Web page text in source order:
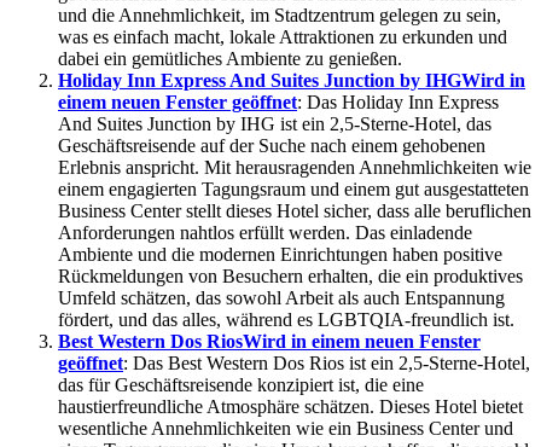
und die Annehmlichkeit, im Stadtzentrum gelegen zu sein,
was es einfach macht, lokale Attraktionen zu erkunden und
dabei ein gemütliches Ambiente zu genießen.
Holiday Inn Express And Suites Junction by IHGWird in
einem neuen Fenster geöffnet: Das Holiday Inn Express
And Suites Junction by IHG ist ein 2,5-Sterne-Hotel, das
Geschäftsreisende auf der Suche nach einem gehobenen
Erlebnis anspricht. Mit herausragenden Annehmlichkeiten wie
einem engagierten Tagungsraum und einem gut ausgestatteten
Business Center stellt dieses Hotel sicher, dass alle beruflichen
Anforderungen nahtlos erfüllt werden. Das einladende
Ambiente und die modernen Einrichtungen haben positive
Rückmeldungen von Besuchern erhalten, die ein produktives
Umfeld schätzen, das sowohl Arbeit als auch Entspannung
fördert, und das alles, während es LGBTQIA-freundlich ist.
Best Western Dos RiosWird in einem neuen Fenster
geöffnet: Das Best Western Dos Rios ist ein 2,5-Sterne-Hotel,
das für Geschäftsreisende konzipiert ist, die eine
haustierfreundliche Atmosphäre schätzen. Dieses Hotel bietet
wesentliche Annehmlichkeiten wie ein Business Center und